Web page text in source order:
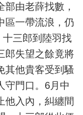
由老薛找數，
區一帶流浪，仍
三郎到陸羽找
郎失望之餘竟將
其他貴客受到騷
守門口。6月中
他入內，糾纏間